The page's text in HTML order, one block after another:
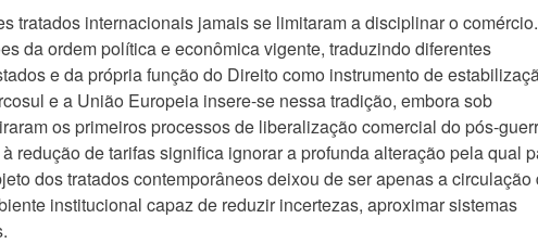
tratados internacionais jamais se limitaram a disciplinar o
da ordem política e econômica vigente, traduzindo diferentes
e da própria função do Direito como instrumento de
e a União Europeia insere-se nessa tradição, embora sob
os primeiros processos de liberalização comercial do pós-
redução de tarifas significa ignorar a profunda alteração pela qual
dos tratados contemporâneos deixou de ser apenas a circulação
institucional capaz de reduzir incertezas, aproximar sistemas